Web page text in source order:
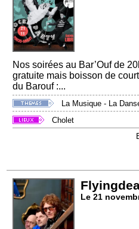
Nos soirées au Bar’Ouf de
gratuite mais boisson de
du Barouf :...
La Musique - La
Cholet
Le 21